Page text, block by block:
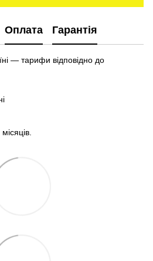
Оплата Гарантія
— тарифи відповідно до